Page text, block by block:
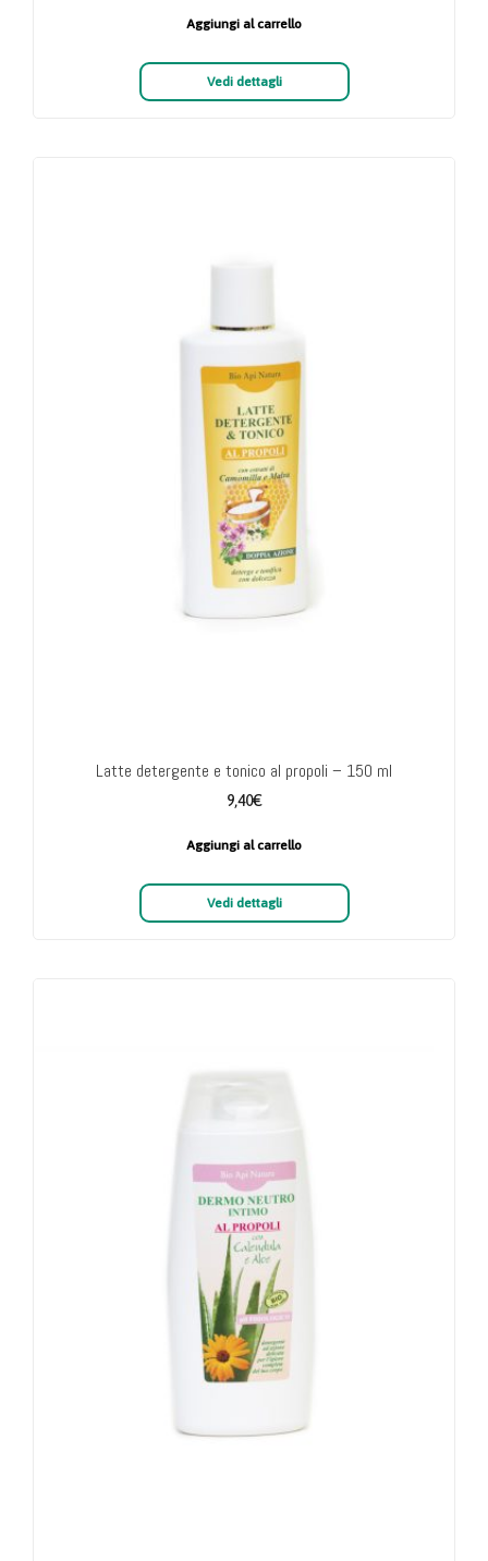
Aggiungi al carrello
Vedi dettagli
Latte detergente e tonico al propoli – 150 ml
9,40€
Aggiungi al carrello
Vedi dettagli